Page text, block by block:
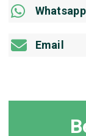
Whatsapp
Email